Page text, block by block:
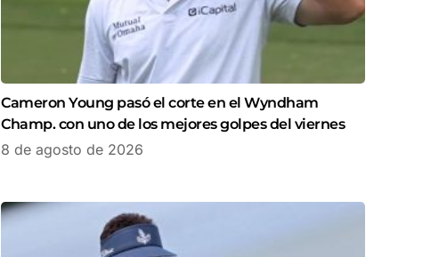
Cameron Young pasó el corte en el Wyndham
Champ. con uno de los mejores golpes del viernes
8 de agosto de 2026